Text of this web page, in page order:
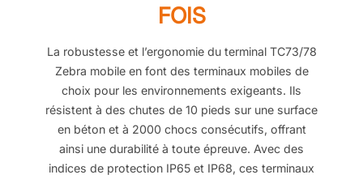
FOIS
La robustesse et l’ergonomie du terminal TC73/78
Zebra mobile en font des terminaux mobiles de
choix pour les environnements exigeants. Ils
résistent à des chutes de 10 pieds sur une surface
en béton et à 2000 chocs consécutifs, offrant
ainsi une durabilité à toute épreuve. Avec des
indices de protection IP65 et IP68, ces terminaux